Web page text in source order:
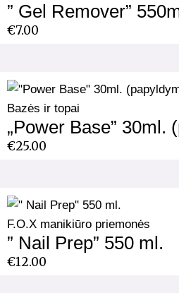
” Gel Remover”
€7.00
Bazės ir topai
„Power Base” 30ml.
€25.00
F.O.X manikiūro priemonės
” Nail Prep” 550 ml.
€12.00